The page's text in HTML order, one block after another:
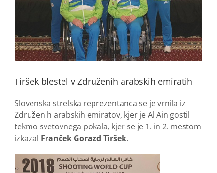
Tiršek blestel v Združenih arabskih emiratih
Slovenska strelska reprezentanca se je vrnila iz
Združenih arabskih emiratov, kjer je Al Ain gostil
tekmo svetovnega pokala, kjer se je 1. in 2. mestom
izkazal Franček Gorazd Tiršek.